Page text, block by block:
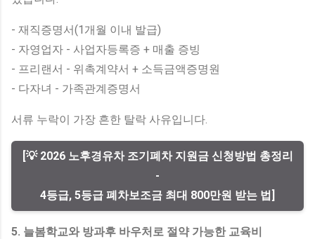
- 재직증명서(1개월 이내 발급)
- 자영업자 - 사업자등록증 + 매출 증빙
- 프리랜서 - 위촉계약서 + 소득금액증명원
- 다자녀 - 가족관계증명서
서류 누락이 가장 흔한 탈락 사유입니다.
[💡 2026 노후경유차 조기폐차 지원금 신청방법 총정리
-
4등급, 5등급 폐차보조금 최대 800만원 받는 법]
5. 늘봄학교와 방과후 바우처로 절약 가능한 교육비